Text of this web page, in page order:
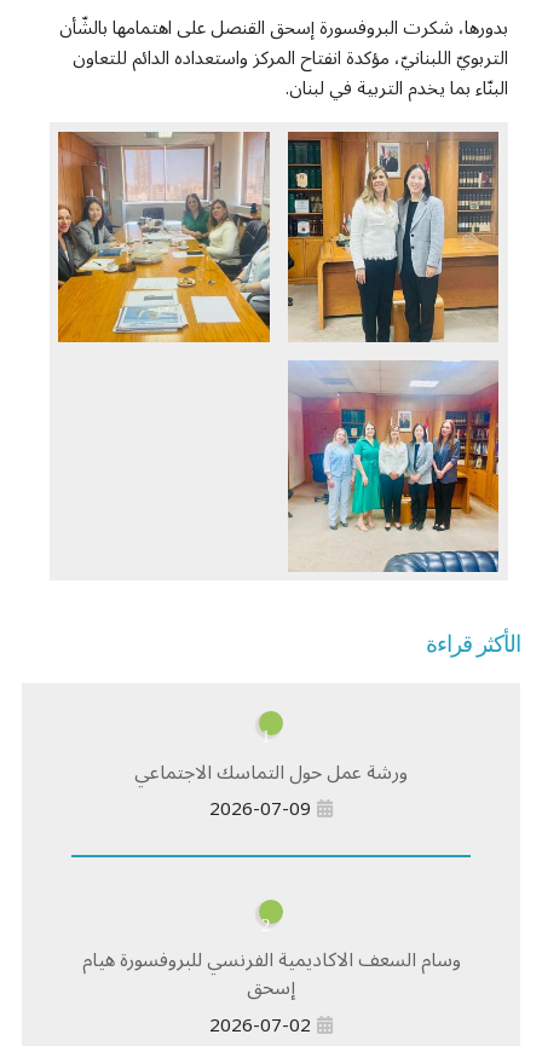
بدورها، شكرت البروفسورة إسحق القنصل على اهتمامها بالشّأن
التربويّ اللبنانيّ، مؤكدة انفتاح المركز واستعداده الدائم للتعاون
البنّاء بما يخدم التربية في لبنان.
الأكثر قراءة
1
ورشة عمل حول التماسك الاجتماعي
2026-07-09
2
وسام السعف الاكاديمية الفرنسي للبروفسورة هيام
إسحق
2026-07-02